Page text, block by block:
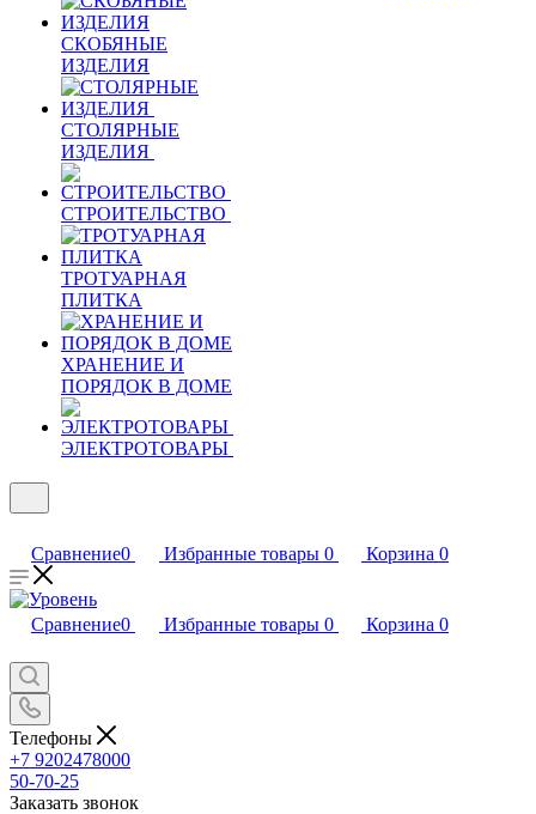
СКОБЯНЫЕ
ИЗДЕЛИЯ
СТОЛЯРНЫЕ
ИЗДЕЛИЯ
СТРОИТЕЛЬСТВО
ТРОТУАРНАЯ
ПЛИТКА
ХРАНЕНИЕ И
ПОРЯДОК В ДОМЕ
ЭЛЕКТРОТОВАРЫ
Сравнение0 Избранные товары 0 Корзина 0
Сравнение0 Избранные товары 0 Корзина 0
Телефоны
+7 9202478000
50-70-25
Заказать звонок